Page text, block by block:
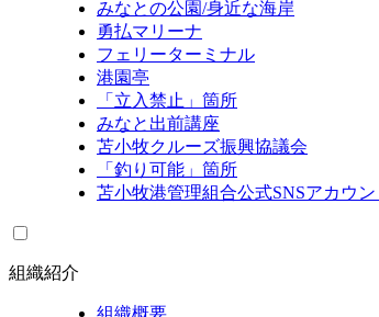
みなとの公園/身近な海岸
勇払マリーナ
フェリーターミナル
港園亭
「立入禁止」箇所
みなと出前講座
苫小牧クルーズ振興協議会
「釣り可能」箇所
苫小牧港管理組合公式SNSアカウン
組織紹介
組織概要